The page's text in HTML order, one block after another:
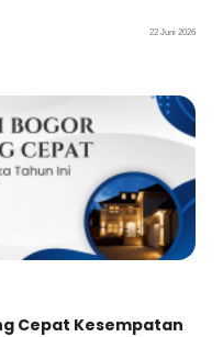
22 Juni 2026
Cepat Kesempatan